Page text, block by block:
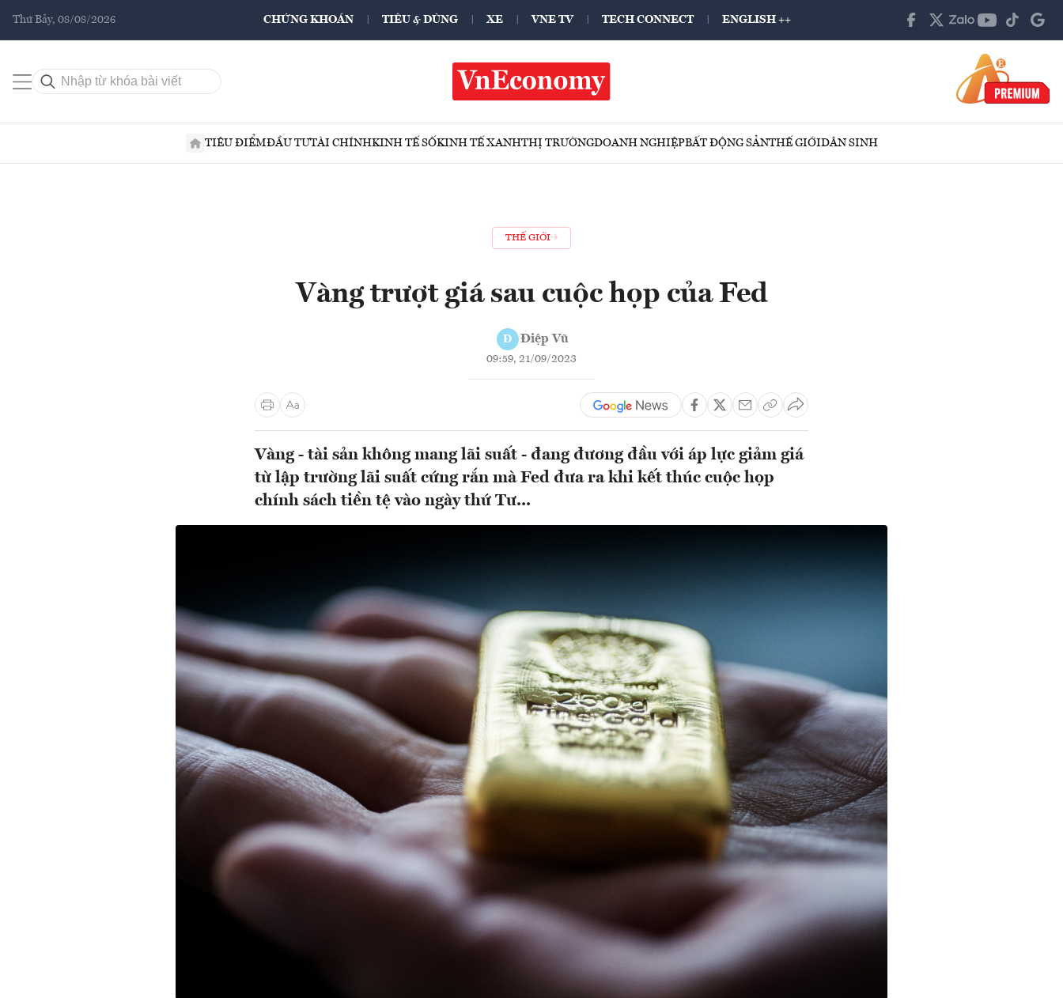
Thứ Bảy, 08/08/2026 CHỨNG KHOÁN TIÊU & DÙNG XE VNE TV TECH CONNECT ENGLISH ++
TIÊU ĐIỂMĐẦU TƯTÀI CHÍNHKINH TẾ SỐKINH TẾ XANHTHỊ TRƯỜNGDOANH NGHIỆPBẤT ĐỘNG SẢNTHẾ GIỚIDÂN SINH
THẾ GIỚI
Vàng trượt giá sau cuộc họp của Fed
Đ Điệp Vũ
09:59, 21/09/2023
Vàng - tài sản không mang lãi suất - đang đương đầu với áp lực giảm giá
từ lập trường lãi suất cứng rắn mà Fed đưa ra khi kết thúc cuộc họp
chính sách tiền tệ vào ngày thứ Tư...